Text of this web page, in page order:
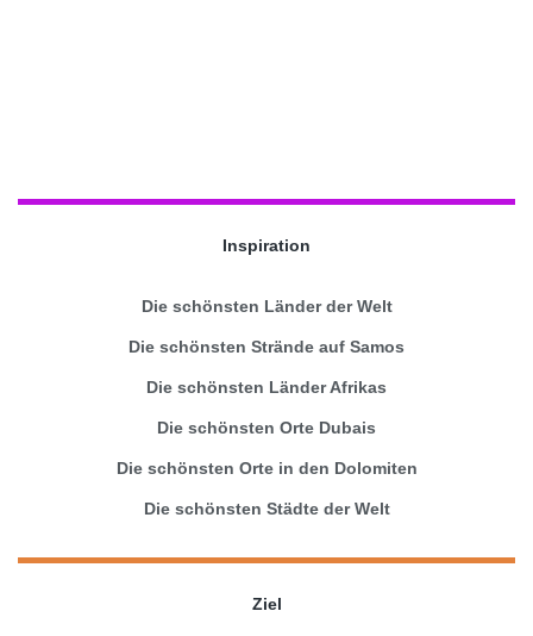
Inspiration
Die schönsten Länder der Welt
Die schönsten Strände auf Samos
Die schönsten Länder Afrikas
Die schönsten Orte Dubais
Die schönsten Orte in den Dolomiten
Die schönsten Städte der Welt
Ziel